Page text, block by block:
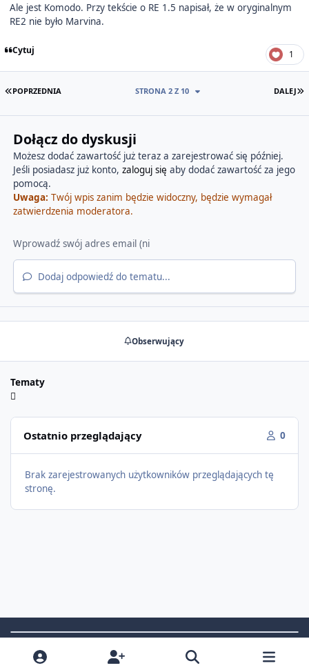
Ale jest Komodo. Przy tekście o RE 1.5 napisał, że w oryginalnym
RE2 nie było Marvina.
Cytuj 1
PIERWSZA STRONA
POPRZEDNIA DALEJ
STRONA 2 Z 10
Dołącz do dyskusji
Możesz dodać zawartość już teraz a zarejestrować się później.
Jeśli posiadasz już konto, zaloguj się aby dodać zawartość za jego
pomocą.
Uwaga: Twój wpis zanim będzie widoczny, będzie wymagał
zatwierdzenia moderatora.
Dodaj odpowiedź do tematu...
Obserwujący
Tematy
Ostatnio przeglądający 0
Brak zarejestrowanych użytkowników przeglądających tę
stronę.
Light ModeDark ModeSystem Preference
t